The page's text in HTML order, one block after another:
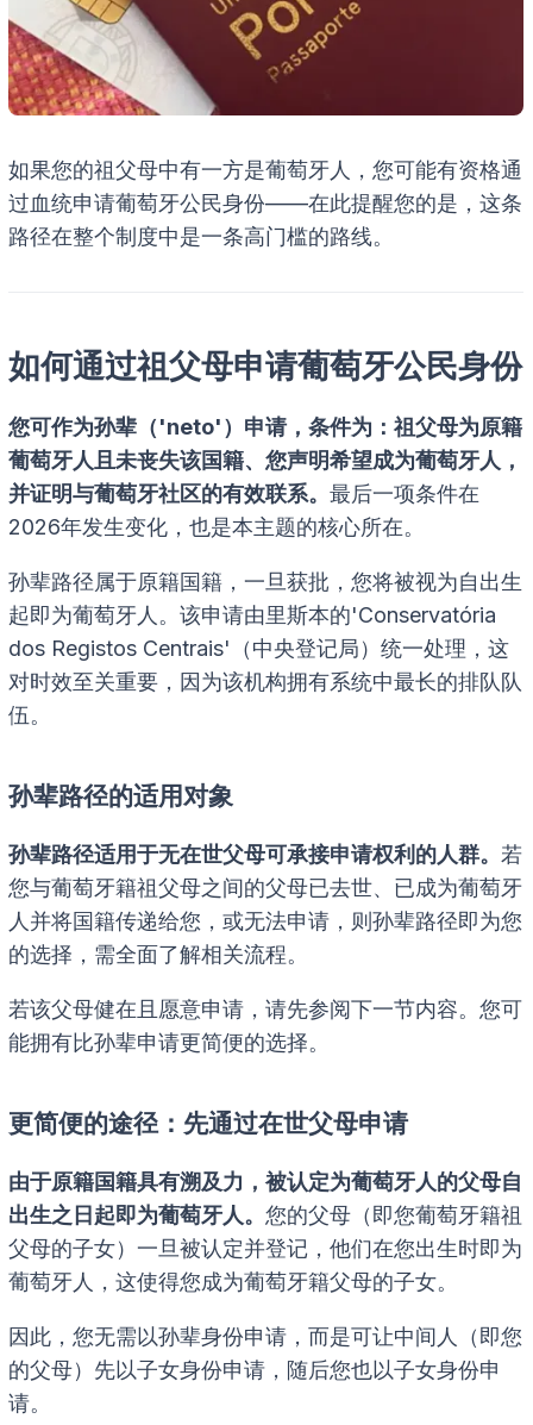
如果您的祖父母中有一方是葡萄牙人，您可能有资格通
过血统申请葡萄牙公民身份——在此提醒您的是，这条
路径在整个制度中是一条高门槛的路线。
如何通过祖父母申请葡萄牙公民身份
您可作为孙辈（'neto'）申请，条件为：祖父母为原籍
葡萄牙人且未丧失该国籍、您声明希望成为葡萄牙人，
并证明与葡萄牙社区的有效联系。 最后一项条件在
2026年发生变化，也是本主题的核心所在。
孙辈路径属于原籍国籍，一旦获批，您将被视为自出生
起即为葡萄牙人。该申请由里斯本的'Conservatória
dos Registos Centrais'（中央登记局）统一处理，这
对时效至关重要，因为该机构拥有系统中最长的排队队
伍。
孙辈路径的适用对象
孙辈路径适用于无在世父母可承接申请权利的人群。 若
您与葡萄牙籍祖父母之间的父母已去世、已成为葡萄牙
人并将国籍传递给您，或无法申请，则孙辈路径即为您
的选择，需全面了解相关流程。
若该父母健在且愿意申请，请先参阅下一节内容。您可
能拥有比孙辈申请更简便的选择。
更简便的途径：先通过在世父母申请
由于原籍国籍具有溯及力，被认定为葡萄牙人的父母自
出生之日起即为葡萄牙人。 您的父母（即您葡萄牙籍祖
父母的子女）一旦被认定并登记，他们在您出生时即为
葡萄牙人，这使得您成为葡萄牙籍父母的子女。
因此，您无需以孙辈身份申请，而是可让中间人（即您
的父母）先以子女身份申请，随后您也以子女身份申
请。